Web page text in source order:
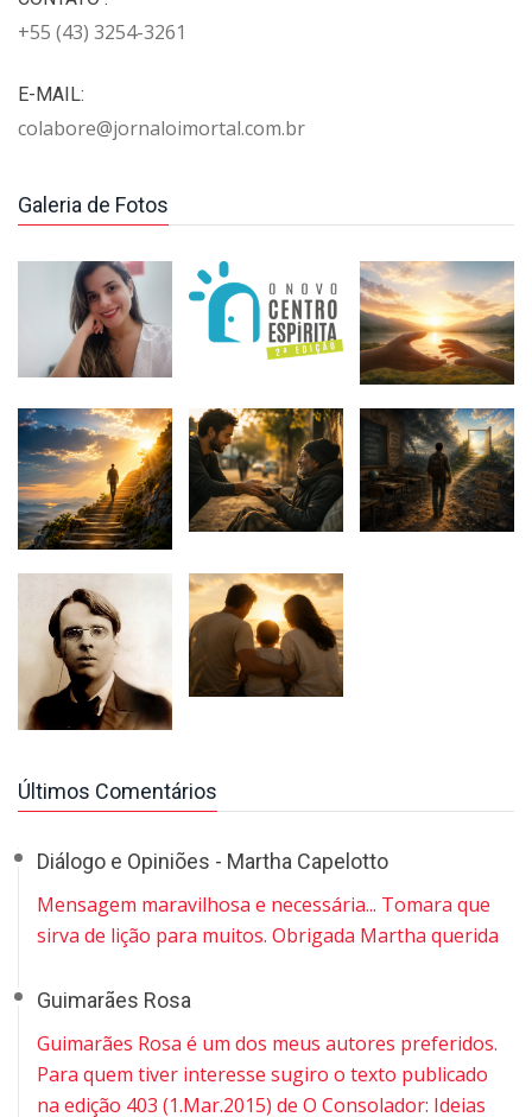
+55 (43) 3254-3261
E-MAIL:
colabore@jornaloimortal.com.br
Galeria de Fotos
Últimos Comentários
Diálogo e Opiniões - Martha Capelotto
Mensagem maravilhosa e necessária... Tomara que
sirva de lição para muitos. Obrigada Martha querida
Guimarães Rosa
Guimarães Rosa é um dos meus autores preferidos.
Para quem tiver interesse sugiro o texto publicado
na edição 403 (1.Mar.2015) de O Consolador: Ideias